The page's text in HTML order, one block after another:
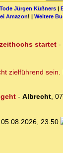
Jürgen Küßners|
Amazon! | Weitere
startet-
zielführend sein.
- Albrecht,
05.08.2026, 23:50